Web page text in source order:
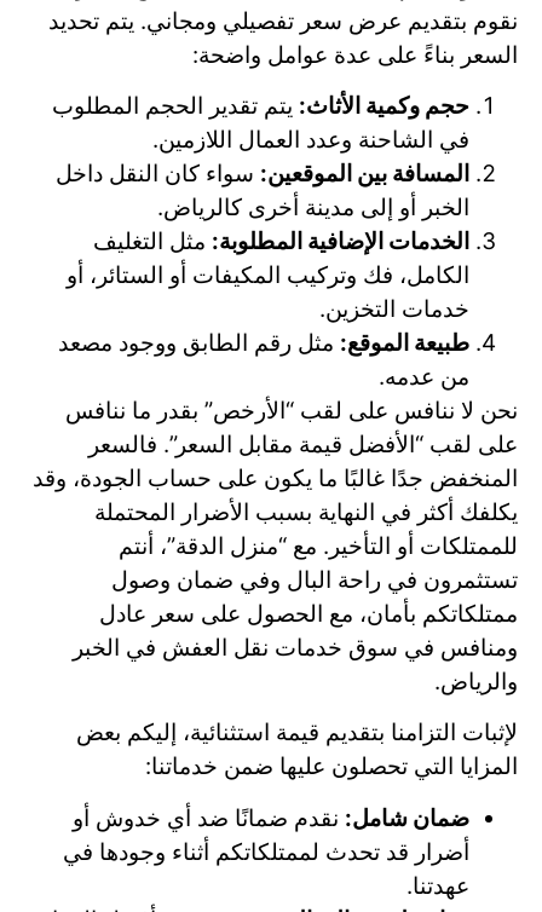
نقوم بتقديم عرض سعر تفصيلي ومجاني. يتم تحديد
السعر بناءً على عدة عوامل واضحة:
حجم وكمية الأثاث: يتم تقدير الحجم المطلوب
في الشاحنة وعدد العمال اللازمين.
المسافة بين الموقعين: سواء كان النقل داخل
الخبر أو إلى مدينة أخرى كالرياض.
الخدمات الإضافية المطلوبة: مثل التغليف
الكامل، فك وتركيب المكيفات أو الستائر، أو
خدمات التخزين.
طبيعة الموقع: مثل رقم الطابق ووجود مصعد
من عدمه.
نحن لا ننافس على لقب “الأرخص” بقدر ما ننافس
على لقب “الأفضل قيمة مقابل السعر”. فالسعر
المنخفض جدًا غالبًا ما يكون على حساب الجودة، وقد
يكلفك أكثر في النهاية بسبب الأضرار المحتملة
للممتلكات أو التأخير. مع “منزل الدقة”، أنتم
تستثمرون في راحة البال وفي ضمان وصول
ممتلكاتكم بأمان، مع الحصول على سعر عادل
ومنافس في سوق خدمات نقل العفش في الخبر
والرياض.
لإثبات التزامنا بتقديم قيمة استثنائية، إليكم بعض
المزايا التي تحصلون عليها ضمن خدماتنا:
ضمان شامل: نقدم ضمانًا ضد أي خدوش أو
أضرار قد تحدث لممتلكاتكم أثناء وجودها في
عهدتنا.